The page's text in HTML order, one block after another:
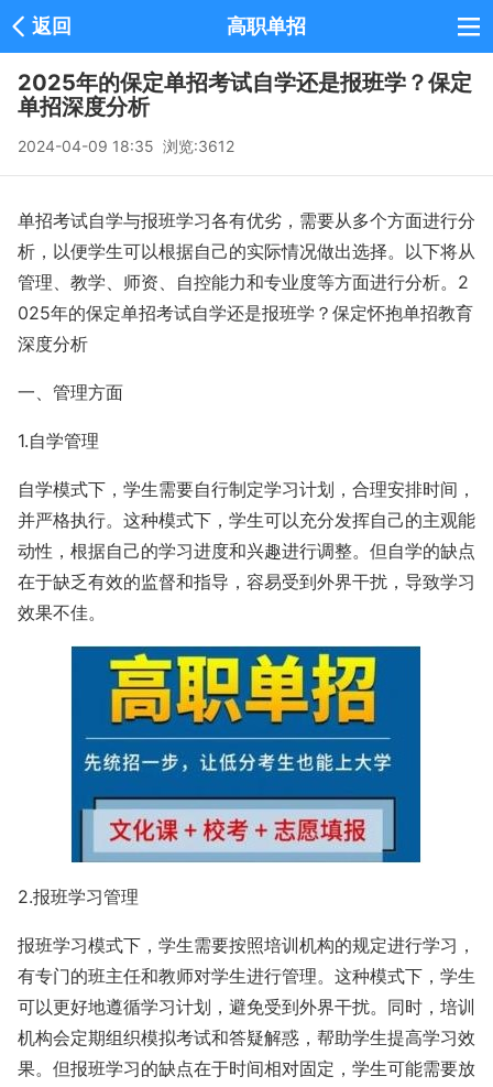
返回 高职单招
2025年的保定单招考试自学还是报班学？保定
单招深度分析
2024-04-09 18:35 浏览:3612
单招考试自学与报班学习各有优劣，需要从多个方面进行分
析，以便学生可以根据自己的实际情况做出选择。以下将从
管理、教学、师资、自控能力和专业度等方面进行分析。2
025年的保定单招考试自学还是报班学？保定怀抱单招教育
深度分析
一、管理方面
1.自学管理
自学模式下，学生需要自行制定学习计划，合理安排时间，
并严格执行。这种模式下，学生可以充分发挥自己的主观能
动性，根据自己的学习进度和兴趣进行调整。但自学的缺点
在于缺乏有效的监督和指导，容易受到外界干扰，导致学习
效果不佳。
2.报班学习管理
报班学习模式下，学生需要按照培训机构的规定进行学习，
有专门的班主任和教师对学生进行管理。这种模式下，学生
可以更好地遵循学习计划，避免受到外界干扰。同时，培训
机构会定期组织模拟考试和答疑解惑，帮助学生提高学习效
果。但报班学习的缺点在于时间相对固定，学生可能需要放